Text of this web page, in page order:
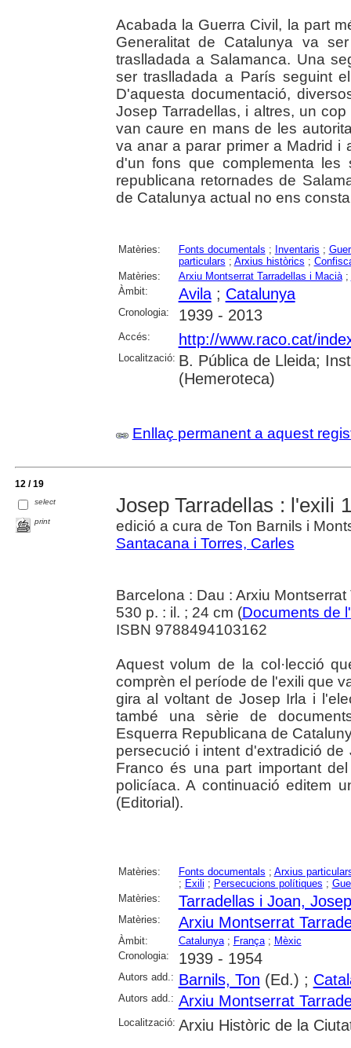
Acabada la Guerra Civil, la part
Generalitat de Catalunya va
traslladada a Salamanca. Una
ser traslladada a París seguint
D'aquesta documentació,
Josep Tarradellas, i altres, un
van caure en mans de les
va anar a parar primer a Madrid i
d'un fons que complementa les
republicana retornades de
de Catalunya actual no ens
Matèries: Fonts documentals ; Inventaris ;
particulars ; Arxius històrics ;
Matèries:
Arxiu Montserrat Tarradellas i Macià;
Àmbit:
Avila; Catalunya
Cronologia: 1939 - 2013
Accés: http://www.raco.cat/
Localització: B. Pública de Lleida;
(Hemeroteca)
Enllaç permanent a aquest
12 / 19
select
print
Josep Tarradellas : l'exili
edició a cura de Ton Barnils i
Santacana i Torres, Carles
Barcelona : Dau : Arxiu
530 p. : il. ; 24 cm (Documents de
ISBN 9788494103162
Aquest volum de la col·lecció
comprèn el període de l'exili que
gira al voltant de Josep Irla i
també una sèrie de
Esquerra Republicana de
persecució i intent d'extradició
Franco és una part important
policíaca. A continuació editem
(Editorial).
Matèries: Fonts documentals ; Arxius
; Exili ; Persecucions polítiques ;
Matèries:
Tarradellas i Joan, Josep
Matèries: Arxiu Montserrat
Àmbit: Catalunya; França; Mèxic
Cronologia:
1939 - 1954
Autors add.: Barnils, Ton (Ed.) ;
Autors add.: Arxiu Montserrat
Localització: Arxiu Històric de la